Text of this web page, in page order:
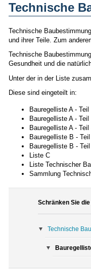
Technische
Technische
und ihrer Teile. Zum
Technische
Gesundheit und die
Unter der in der Liste
Diese sind eingeteilt in:
Bauregelliste A - Teil
Bauregelliste A - Teil
Bauregelliste A - Teil
Bauregelliste B -
Bauregelliste B -
Liste C
Liste Technischer
Sammlung
Schränken Sie
Technische